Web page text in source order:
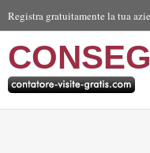
Registra gratuitamente la tua